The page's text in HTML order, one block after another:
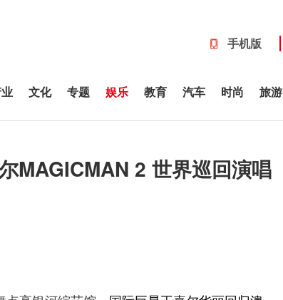
手机版
文化 专题 娱乐 教育 汽车 时尚 旅游
MAGICMAN 2 世界巡回演唱